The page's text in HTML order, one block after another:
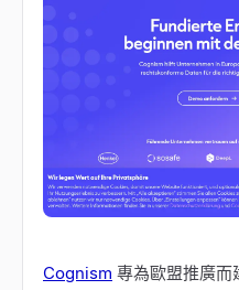
Cognism 專為歐盟推廣而